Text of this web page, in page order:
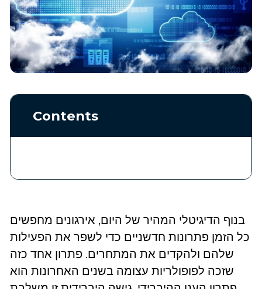
Contents
בנוף הדיגיטלי המהיר של היום, אירגונים מחפשים
כל הזמן פתרונות חדשניים כדי לשפר את הפעילות
שלהם ולהקדים את המתחרים. פתרון אחד כזה
שזכה לפופולריות עצומה בשנים האחרונות הוא